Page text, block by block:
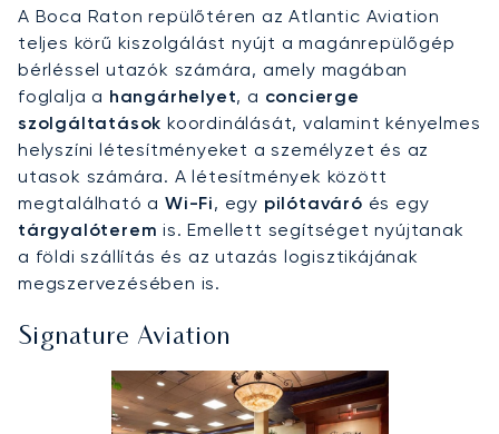
A Boca Raton repülőtéren az Atlantic Aviation
teljes körű kiszolgálást nyújt a magánrepülőgép
bérléssel utazók számára, amely magában
foglalja a hangárhelyet, a concierge
szolgáltatások koordinálását, valamint kényelmes
helyszíni létesítményeket a személyzet és az
utasok számára. A létesítmények között
megtalálható aWi-Fi, egy pilótaváró és egy
tárgyalóterem is. Emellett segítséget nyújtanak
a földi szállítás és az utazás logisztikájának
megszervezésében is.
Signature Aviation